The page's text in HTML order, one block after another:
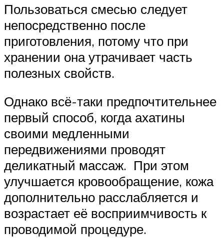
Пользоваться смесью следует
непосредственно после
приготовления, потому что при
хранении она утрачивает часть
полезных свойств.
Однако всё-таки предпочтительнее
первый способ, когда ахатины
своими медленными
передвижениями проводят
деликатный массаж. При этом
улучшается кровообращение, кожа
дополнительно расслабляется и
возрастает её восприимчивость к
проводимой процедуре.